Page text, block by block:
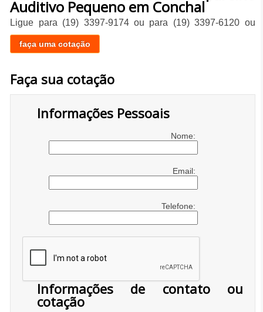
Auditivo Pequeno em Conchal
Ligue para (19) 3397-9174ou para (19) 3397-6120 ou
faça uma cotação
Faça sua cotação
Informações Pessoais
Nome:
Email:
Telefone:
Informações de contato ou
cotação